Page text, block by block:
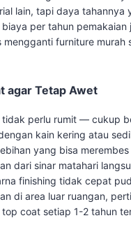
lain, tapi daya tahannya
per tahun pemakaian
mengganti furniture murah
agar Tetap Awet
tidak perlu rumit — cukup
kain kering atau
yang bisa
dari sinar matahari
finishing tidak cepat
di area luar ruangan,
top coat setiap 1-2 tahun